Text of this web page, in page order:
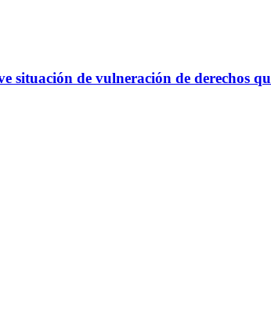
situación de vulneración de derechos